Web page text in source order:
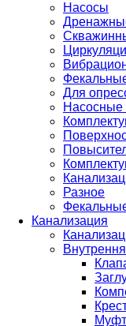
Насосы
Для
Насосные
Разное
Канализация